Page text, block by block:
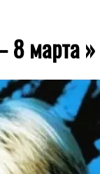
марта »